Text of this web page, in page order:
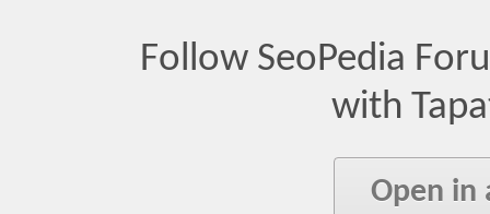
Follow SeoPedia
with
Open in